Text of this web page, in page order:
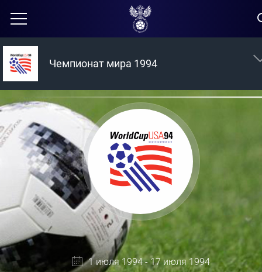
Чемпионат мира 1994
1 июля 1994 - 17 июля 1994